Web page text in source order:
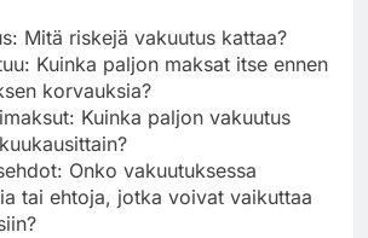
Mitä riskejä vakuutus kattaa?
Kuinka paljon maksat itse ennen
korvauksia?
Kuinka paljon vakuutus
Onko vakuutuksessa
tai ehtoja, jotka voivat vaikuttaa